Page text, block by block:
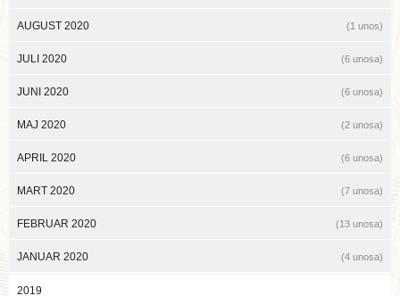
AUGUST 2020 (1 unos)
JULI 2020 (6 unosa)
JUNI 2020 (6 unosa)
MAJ 2020 (2 unosa)
APRIL 2020 (6 unosa)
MART 2020 (7 unosa)
FEBRUAR 2020 (13 unosa)
JANUAR 2020 (4 unosa)
2019